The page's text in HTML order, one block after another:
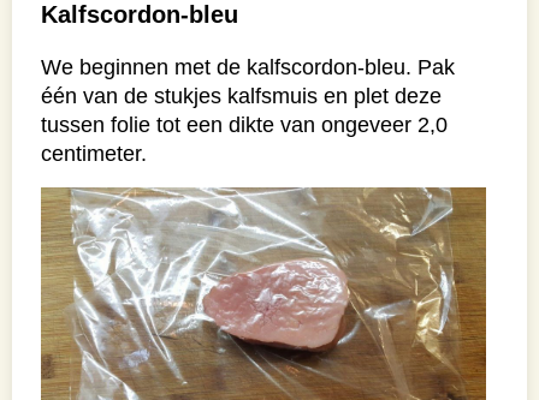
Kalfscordon-bleu
We beginnen met de kalfscordon-bleu. Pak
één van de stukjes kalfsmuis en plet deze
tussen folie tot een dikte van ongeveer 2,0
centimeter.